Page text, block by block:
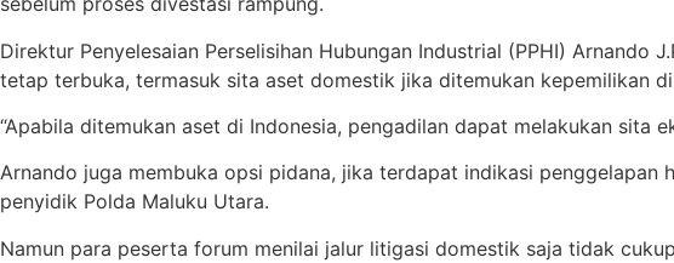
Direktur Penyelesaian Perselisihan Hubungan Industrial (PPHI) Arnando
tetap terbuka, termasuk sita aset domestik jika ditemukan kepemilikan
“Apabila ditemukan aset di Indonesia, pengadilan dapat melakukan sita
Arnando juga membuka opsi pidana, jika terdapat indikasi
penyidik Polda Maluku Utara.
Namun para peserta forum menilai jalur litigasi domestik saja tidak